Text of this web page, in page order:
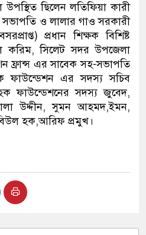
উপস্থিত ছিলেন লতিফিয়া কারী
ও লালার গাও সরকারী
প্রধান শিক্ষক বিশিষ্ট
করিম, সিলেট সদর উপজেলা
ফ্রান্স এর সাবেক সহ-সভাপতি
এর সদস্য সচিব
ফাউন্ডেশনের সদস্য জুবেদ,
উদ্দীন, সুমন আহমদ,ইমন,
হক,আরিফ প্রমুখ।